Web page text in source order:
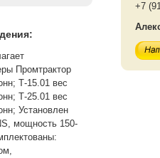
Промтрактор
Т-15.01 вес
Т-25.01 вес
Установлен
мощность 150-
+7